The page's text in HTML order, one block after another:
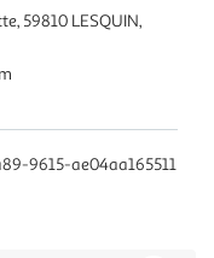
59810 LESQUIN,
9615-ae04aa165511